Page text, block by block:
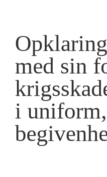
med sin
i